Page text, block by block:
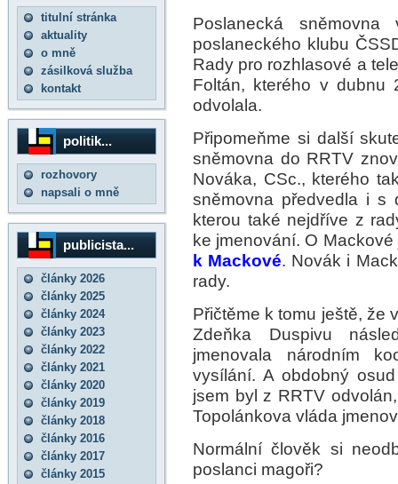
titulní stránka
aktuality
o mně
zásilková služba
kontakt
politik...
rozhovory
napsali o mně
publicista...
články 2026
články 2025
články 2024
články 2023
články 2022
články 2021
články 2020
články 2019
články 2018
články 2016
články 2017
články 2015
Poslanecká
poslaneckého klubu
Rady pro rozhlasové a
Foltán, kterého v dubnu
odvolala.
Připomeňme si další
sněmovna do RRTV
Nováka, CSc., kterého
sněmovna předvedla i s
kterou také nejdříve z
ke jmenování. O
k Mackové. Novák i
rady.
Přičtěme k tomu ještě, že
Zdeňka Duspivu
jmenovala národním
vysílání. A obdobný
jsem byl z RRTV
Topolánkova vláda
Normální člověk si
poslanci magoři?